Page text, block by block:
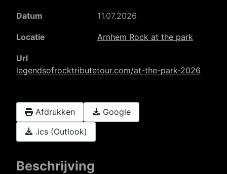
Datum 11.07.2026
Locatie Arnhem Rock at the park
Url
legendsofrocktributetour.com/at-the-park-2026
Afdrukken
Google
.ics (Outlook)
Beschrijving